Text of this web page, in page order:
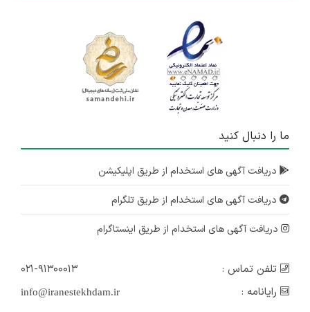
ما را دنبال کنید
دریافت آگهی های استخدام از طریق اپلیکیشن
دریافت آگهی های استخدام از طریق تلگرام
دریافت آگهی های استخدام از طریق اینستاگرام
تلفن تماس :
۰۲۱-۹۱۳۰۰۰۱۳
رایانامه :
info@iranestekhdam.ir